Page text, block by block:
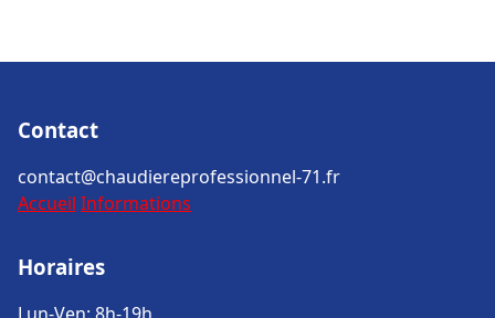
Contact
contact@chaudiereprofessionnel-71.fr
Accueil Informations
Horaires